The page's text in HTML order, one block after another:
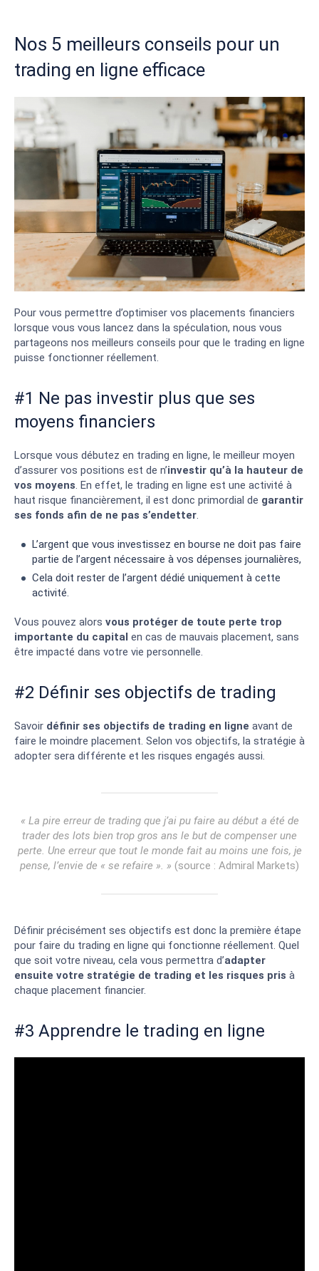
Nos 5 meilleurs conseils pour un
trading en ligne efficace
Pour vous permettre d’optimiser vos placements financiers
lorsque vous vous lancez dans la spéculation, nous vous
partageons nos meilleurs conseils pour que le trading en ligne
puisse fonctionner réellement.
#1 Ne pas investir plus que ses
moyens financiers
Lorsque vous débutez en trading en ligne, le meilleur moyen
d’assurer vos positions est de n’investir qu’à la hauteur de
vos moyens. En effet, le trading en ligne est une activité à
haut risque financièrement, il est donc primordial de garantir
ses fonds afin de ne pas s’endetter.
L’argent que vous investissez en bourse ne doit pas faire
partie de l’argent nécessaire à vos dépenses journalières,
Cela doit rester de l’argent dédié uniquement à cette
activité.
Vous pouvez alors vous protéger de toute perte trop
importante du capital en cas de mauvais placement, sans
être impacté dans votre vie personnelle.
#2 Définir ses objectifs de trading
Savoir définir ses objectifs de trading en ligne avant de
faire le moindre placement. Selon vos objectifs, la stratégie à
adopter sera différente et les risques engagés aussi.
« La pire erreur de trading que j’ai pu faire au début a été de
trader des lots bien trop gros ans le but de compenser une
perte. Une erreur que tout le monde fait au moins une fois, je
pense, l’envie de « se refaire ». » (source : Admiral Markets)
Définir précisément ses objectifs est donc la première étape
pour faire du trading en ligne qui fonctionne réellement. Quel
que soit votre niveau, cela vous permettra d’adapter
ensuite votre stratégie de trading et les risques pris à
chaque placement financier.
#3 Apprendre le trading en ligne